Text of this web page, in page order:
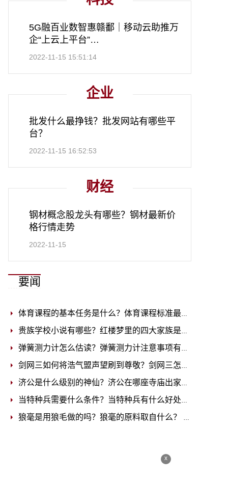
5G融百业数智惠赣鄱｜移动云助推万
企“上云上平台”
江西移动助力数字经济做优做强“一号
2022-11-15 15:51:14
企业
批发什么最挣钱？批发网站有哪些平
台？
2022-11-15 16:52:53
财经
钢材概念股龙头有哪些？钢材最新价
格行情走势
2022-11-15
要闻
体育课程的基本任务是什么？体育课程标准最新版2022
贵族学校小说有哪些？红楼梦里的四大家族是哪四大家族？
弹簧测力计怎么估读？弹簧测力计注意事项有哪些？
剑网三如何将浩气盟声望刷到尊敬？剑网三怎么将挂件转换为收藏家具？
济公是什么级别的神仙？济公在哪座寺庙出家的？
当特种兵需要什么条件？当特种兵有什么好处？
狼毫是用狼毛做的吗？狼毫的原料取自什么？
x